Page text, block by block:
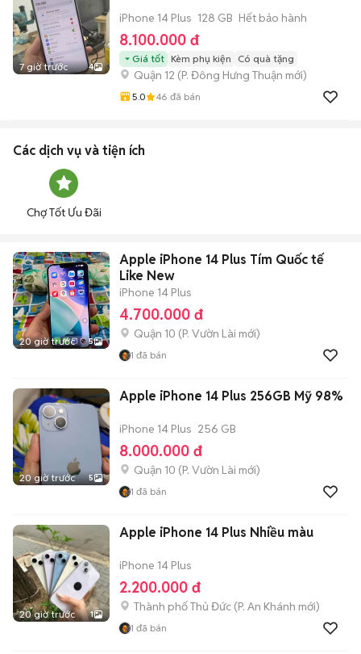
7 giờ trước 4
iPhone 14 Plus 128 GB Hết bảo hành
8.100.000 đ
Giá tốt Kèm phụ kiện Có quà tặng
Quận 12 (P. Đông Hưng Thuận mới)
5.0 46 đã bán
Các dịch vụ và tiện ích
Chợ Tốt Ưu Đãi
20 giờ trước 5
Apple iPhone 14 Plus Tím Quốc tế
Like New
iPhone 14 Plus
4.700.000 đ
Quận 10 (P. Vườn Lài mới)
1 đã bán
20 giờ trước 5
Apple iPhone 14 Plus 256GB Mỹ 98%
iPhone 14 Plus 256 GB
8.000.000 đ
Quận 10 (P. Vườn Lài mới)
1 đã bán
20 giờ trước 1
Apple iPhone 14 Plus Nhiều màu
iPhone 14 Plus
2.200.000 đ
Thành phố Thủ Đức (P. An Khánh mới)
1 đã bán